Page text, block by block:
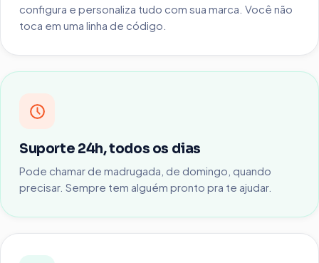
configura e personaliza tudo com sua marca. Você não
toca em uma linha de código.
Suporte 24h, todos os dias
Pode chamar de madrugada, de domingo, quando
precisar. Sempre tem alguém pronto pra te ajudar.